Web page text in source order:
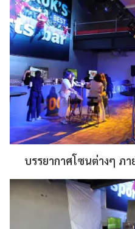
บรรยากาศโซนต่างๆ ภ